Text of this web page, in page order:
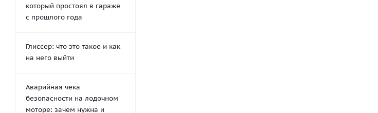
который простоял в гараже
с прошлого года
Глиссер: что это такое и как
на него выйти
Аварийная чека
безопасности на лодочном
моторе: зачем нужна и